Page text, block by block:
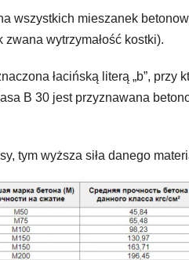
wszystkich mieszanek
wytrzymałość kostki).
łacińską literą „b”, przy
B 30 jest przyznawana
tym wyższa siła danego